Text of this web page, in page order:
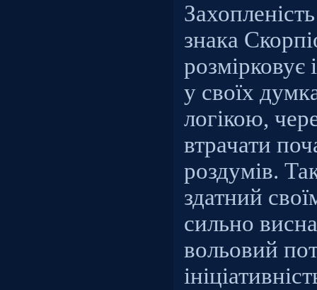
знака
розмірковує
у своїх
логікою,
втрачати
роздумів.
здатний
сильно
вольовий